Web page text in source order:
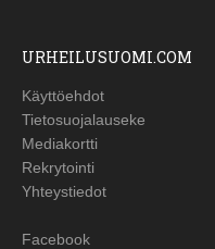
URHEILUSUOMI.COM
Käyttöehdot
Tietosuojalauseke
Mediakortti
Rekrytointi
Yhteystiedot
Facebook